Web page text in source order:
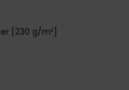
[230 g/m²]